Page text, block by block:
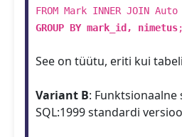
FROM Mark INNER JOIN
GROUP BY mark_id, nimetus;
See on tüütu, eriti kui
Variant B: Funktsionaalne
SQL:1999 standardi